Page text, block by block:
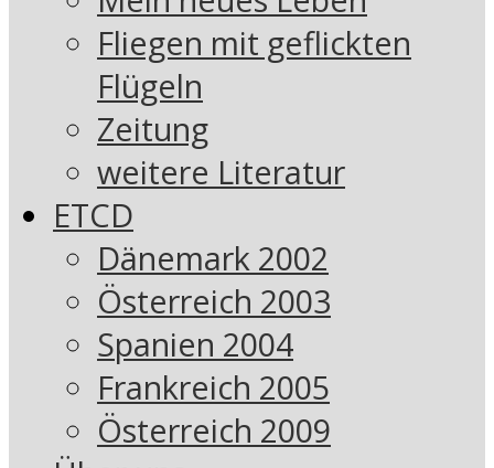
Fliegen mit geflickten
Flügeln
Zeitung
weitere Literatur
ETCD
Dänemark 2002
Österreich 2003
Spanien 2004
Frankreich 2005
Österreich 2009